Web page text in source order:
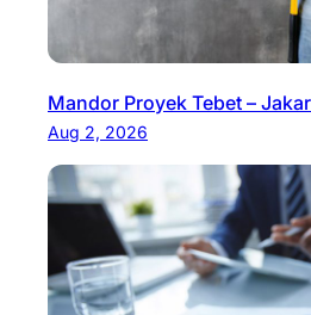
Mandor Proyek Tebet –
Aug 2, 2026